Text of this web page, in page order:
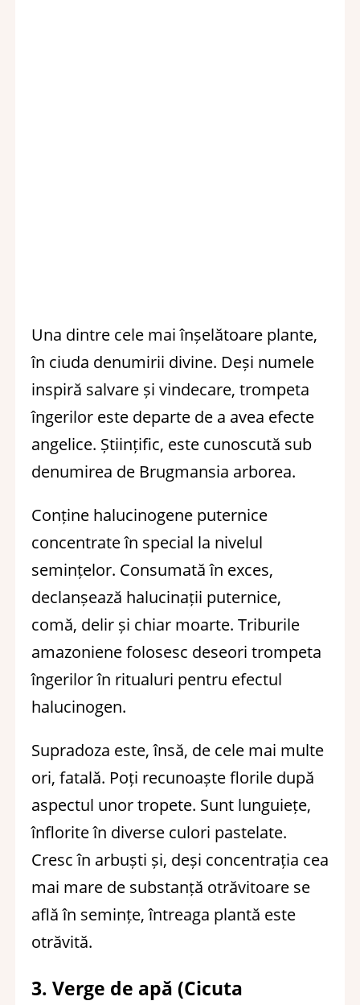
Una dintre cele mai înșelătoare plante,
în ciuda denumirii divine. Deși numele
inspiră salvare și vindecare, trompeta
îngerilor este departe de a avea efecte
angelice. Științific, este cunoscută sub
denumirea de Brugmansia arborea.
Conține halucinogene puternice
concentrate în special la nivelul
semințelor. Consumată în exces,
declanșează halucinații puternice,
comă, delir și chiar moarte. Triburile
amazoniene folosesc deseori trompeta
îngerilor în ritualuri pentru efectul
halucinogen.
Supradoza este, însă, de cele mai multe
ori, fatală. Poți recunoaște florile după
aspectul unor tropete. Sunt lunguiețe,
înflorite în diverse culori pastelate.
Cresc în arbuști și, deși concentrația cea
mai mare de substanță otrăvitoare se
află în semințe, întreaga plantă este
otrăvită.
3. Verge de apă (Cicuta